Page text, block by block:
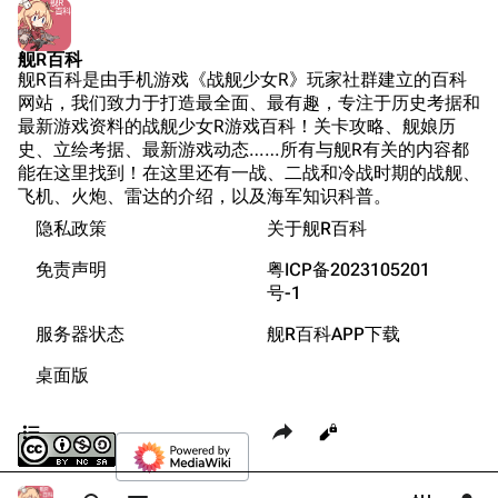
Secret Projects论
坛
Shipbucket像素战
舰
战舰计划1900-
1950
美国海军历史手册
平贺让数字档案馆
大英帝国战争博物
Naval History
JACAR
未登录用户的IP地址会在进行任意编辑后公开展示。
登录
分享此页面
查看
链入页面
相关更改
可打印版
固定链接
页面信息
引用此页
目录
二月
三月
四月
五月
六月
七月
八月
九月
十一月
十二月
舰R百科
舰R百科是由手机游戏《战舰少女R》玩家社群建立的百科
网站，我们致力于打造最全面、最有趣，专注于历史考据和
最新游戏资料的战舰少女R游戏百科！关卡攻略、舰娘历
史、立绘考据、最新游戏动态……所有与舰R有关的内容都
能在这里找到！在这里还有一战、二战和冷战时期的战舰、
飞机、火炮、雷达的介绍，以及海军知识科普。
隐私政策
关于舰R百科
免责声明
粤ICP备2023105201
号-1
服务器状态
舰R百科APP下载
桌面版